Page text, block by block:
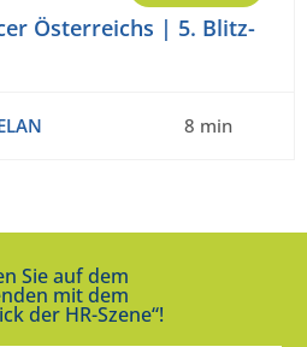
Österreichs | 5. Blitz-
8 min
Sie auf dem
mit dem
der HR-Szene“!